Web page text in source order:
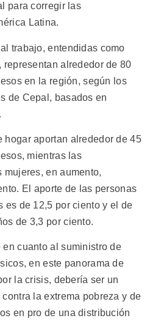
para corregir las
Latina.
trabajo, entendidas como
alrededor de 80
en la región, según los
de Cepal, basados en
hogar aportan alrededor de 45
mientras las
en aumento,
El aporte de las personas
es de 12,5 por ciento y el de
de 3,3 por ciento.
cuanto al suministro de
en este panorama de
la crisis, debería ser un
la extrema pobreza y de
en pro de una distribución